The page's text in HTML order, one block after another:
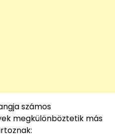
számos
megkülönböztetik más